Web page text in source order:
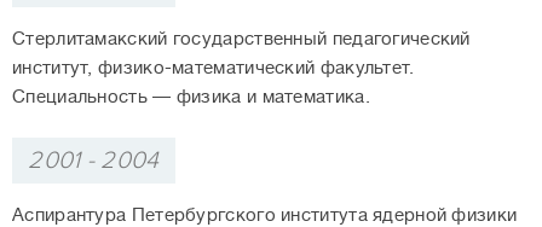
Стерлитамакский государственный педагогический
институт, физико-математический факультет.
Специальность — физика и математика.
2001 - 2004
Аспирантура Петербургского института ядерной физики